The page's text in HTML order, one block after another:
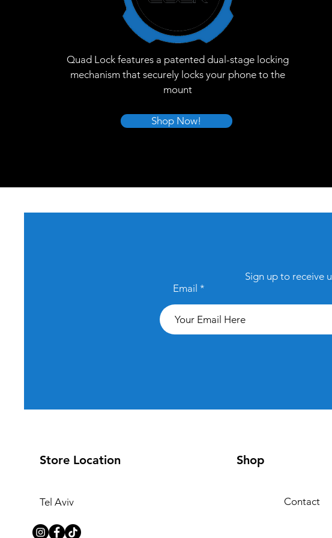
Quad Lock features a patented dual-stage locking
mechanism that securely locks your phone to the
mount
Shop Now!
Sign up to receive
Email
Store Location
Tel Aviv
Shop
Contact